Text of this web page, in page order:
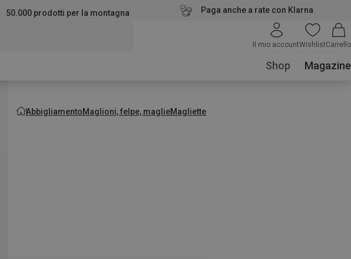
50.000 prodotti per la montagna Paga anche a rate con Klarna
Il mio accountWishlistCarrello
Shop Magazine
AbbigliamentoMaglioni, felpe, maglieMagliette